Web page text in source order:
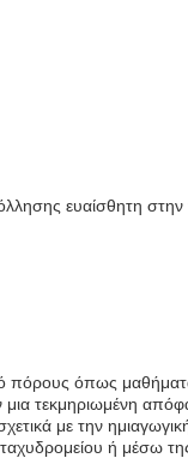
ευαίσθητη
πόρους όπως
τεκμηριωμένη
με την
ή μέσω